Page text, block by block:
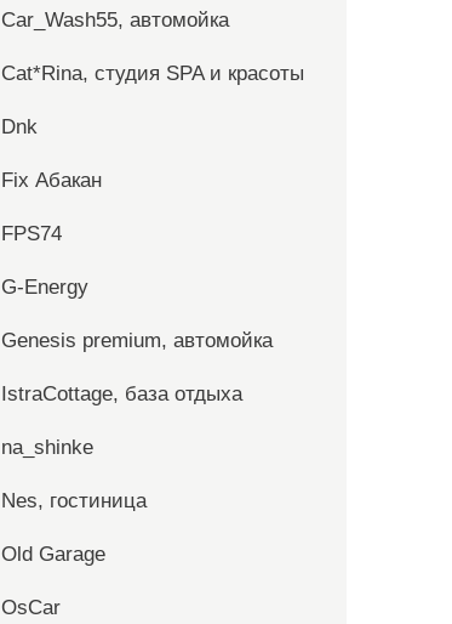
Car_Wash55, автомойка
Cat*Rina, студия SPA и красоты
Dnk
Fix Абакан
FPS74
G-Energy
Genesis premium, автомойка
IstraCottage, база отдыха
na_shinke
Nes, гостиница
Old Garage
OsCar